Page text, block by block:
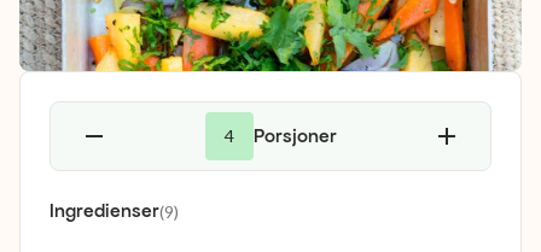
4 Porsjoner
Ingredienser(9)